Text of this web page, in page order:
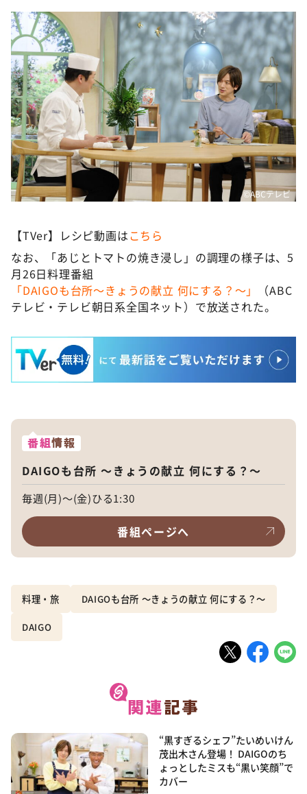
©ABCテレビ
【TVer】レシピ動画はこちら
なお、「あじとトマトの焼き浸し」の調理の様子は、5
月26日料理番組
「DAIGOも台所～きょうの献立 何にする？～」
（ABC
テレビ・テレビ朝日系全国ネット）で放送された。
番組情報
DAIGOも台所 ～きょうの献立 何にする？～
毎週(月)～(金)ひる1:30
番組ページへ
料理・旅 DAIGOも台所 ～きょうの献立 何にする？～
DAIGO
“黒すぎるシェフ”たいめいけん
茂出木さん登場！ DAIGOのち
ょっとしたミスも“黒い笑顔”で
カバー